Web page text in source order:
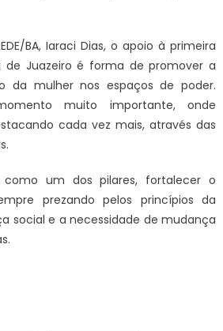
BA, Iaraci Dias, o apoio à primeira
Juazeiro é forma de promover a
da mulher nos espaços de poder.
muito importante, onde
cada vez mais, através das
como um dos pilares, fortalecer o
prezando pelos princípios da
social e a necessidade de mudança